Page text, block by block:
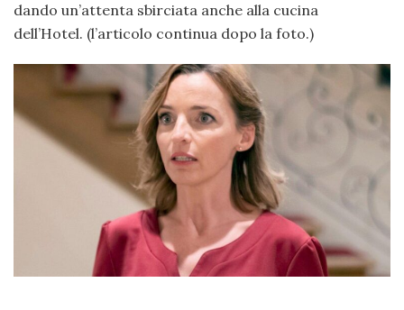
dando un’attenta sbirciata anche alla cucina
dell’Hotel. (l’articolo continua dopo la foto.)